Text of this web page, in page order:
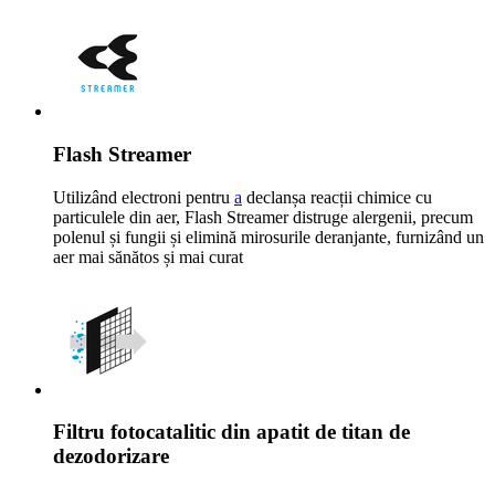
Flash Streamer
Utilizând electroni pentru a declanșa reacții chimice cu
particulele din aer, Flash Streamer distruge alergenii, precum
polenul și fungii și elimină mirosurile deranjante, furnizând un
aer mai sănătos și mai curat
Filtru fotocatalitic din apatit de titan de
dezodorizare